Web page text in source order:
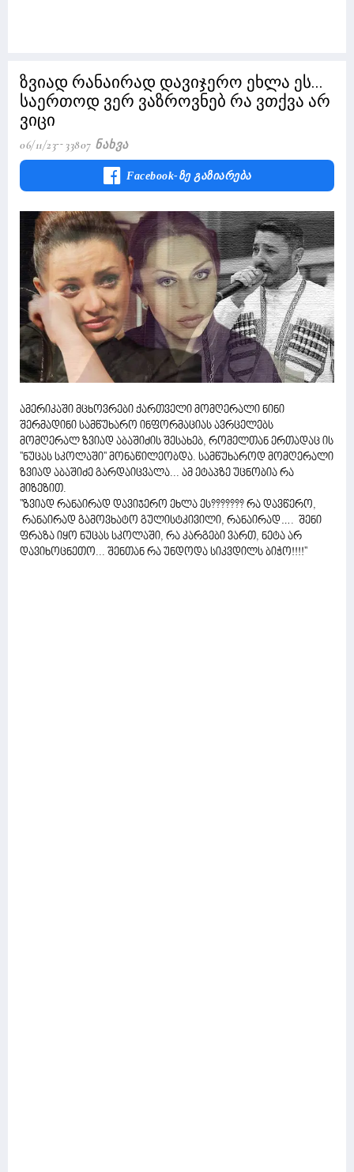
ზვიად რანაირად დავიჯერო ეხლა ეს...
საერთოდ ვერ ვაზროვნებ რა ვთქვა არ
ვიცი
06/11/23 33807 Ნახვა
Facebook-Ზე Გაზიარება
ამერიკაში მცხოვრები ქართველი მომღერალი ნინი
შერმადინი სამწუხარო ინფორმაციას ავრცელებს
მომღერალ ზვიად აბაშიძის შესახებ, რომელთან ერთადაც ის
''ნუცას სკოლაში'' მონაწილეობდა. სამწუხაროდ მომღერალი
ზვიად აბაშიძე გარდაიცვალა... ამ ეტაპზე უცნობია რა
მიზეზით.
''ზვიად რანაირად დავიჯერო ეხლა ეს??????? რა დავწერო,
რანაირად გამოვხატო გულისტკივილი, რანაირად…. შენი
ფრაზა იყო ნუცას სკოლაში, რა კარგები ვართ, ნეტა არ
დავიხოცნეთო... შენთან რა უნდოდა სიკვდილს ბიჭო!!!!''